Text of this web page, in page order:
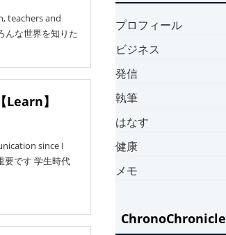
teachers and
な世界を知りた
Learn】
since I
要です 学生時代
プロフィール
ビジネス
発信
執筆
はなす
健康
メモ
ChronoChronicle